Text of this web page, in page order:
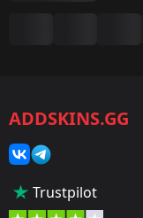
Категория:
Скины
Пистолеты-
ADDSKINS.GG
Trustpilot